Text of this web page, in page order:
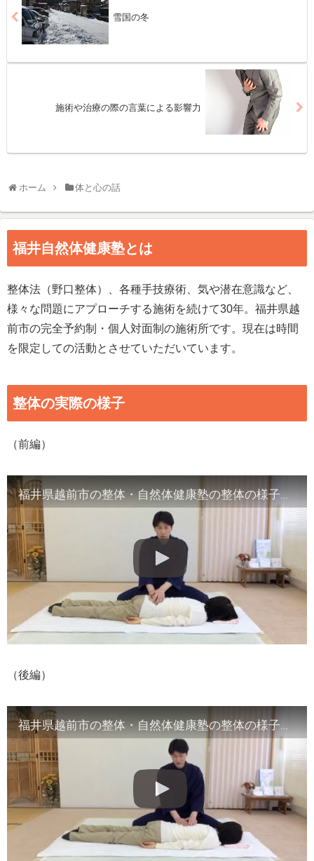
雪国の冬
施術や治療の際の言葉による影響力
ホーム 体と心の話
福井自然体健康塾とは
整体法（野口整体）、各種手技療術、気や潜在意識など、
様々な問題にアプローチする施術を続けて30年。福井県越
前市の完全予約制・個人対面制の施術所です。現在は時間
を限定しての活動とさせていただいています。
整体の実際の様子
（前編）
福井県越前市の整体・自然体健康塾の整体の様子（1）背骨の観察／骨盤他
（後編）
福井県越前市の整体・自然体健康塾の整体の様子（2）腹部や首など